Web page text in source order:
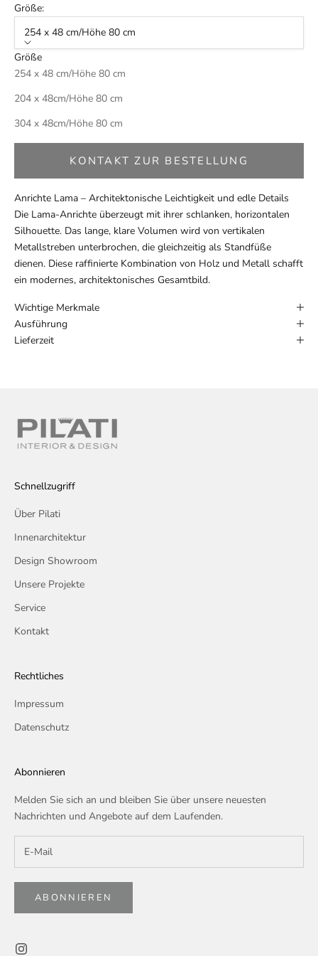
Größe:
254 x 48 cm/Höhe 80 cm
Größe
254 x 48 cm/Höhe 80 cm
204 x 48cm/Höhe 80 cm
304 x 48cm/Höhe 80 cm
KONTAKT ZUR BESTELLUNG
Anrichte Lama – Architektonische Leichtigkeit und edle Details
Die Lama-Anrichte überzeugt mit ihrer schlanken, horizontalen
Silhouette. Das lange, klare Volumen wird von vertikalen
Metallstreben unterbrochen, die gleichzeitig als Standfüße
dienen. Diese raffinierte Kombination von Holz und Metall schafft
ein modernes, architektonisches Gesamtbild.
Wichtige Merkmale
Ausführung
Lieferzeit
Schnellzugriff
Über Pilati
Innenarchitektur
Design Showroom
Unsere Projekte
Service
Kontakt
Rechtliches
Impressum
Datenschutz
Abonnieren
Melden Sie sich an und bleiben Sie über unsere neuesten
Nachrichten und Angebote auf dem Laufenden.
ABONNIEREN